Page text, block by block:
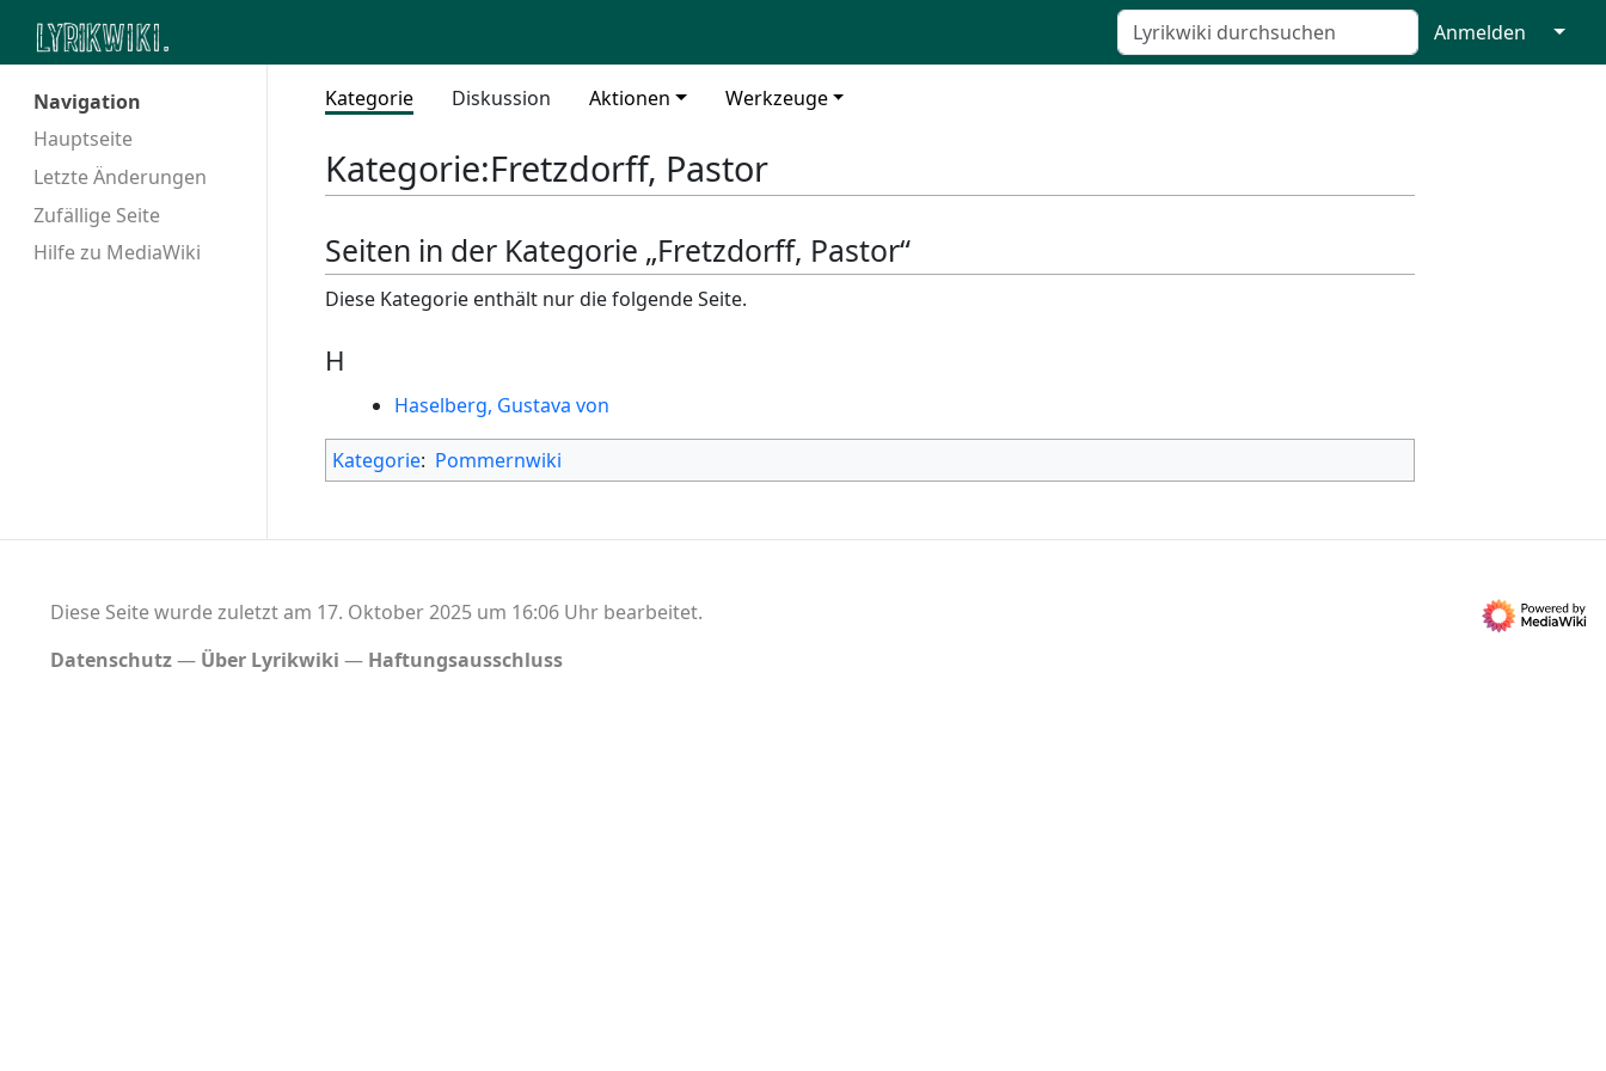
Anmelden ↓
Navigation
Hauptseite
Letzte Änderungen
Zufällige Seite
Hilfe zu MediaWiki
Kategorie Diskussion Aktionen Werkzeuge
Kategorie:Fretzdorff, Pastor
Seiten in der Kategorie „Fretzdorff, Pastor“
Diese Kategorie enthält nur die folgende Seite.
H
Haselberg, Gustava von
Kategorie: Pommernwiki
Diese Seite wurde zuletzt am 17. Oktober 2025 um 16:06 Uhr bearbeitet.
Datenschutz
Über Lyrikwiki Haftungsausschluss